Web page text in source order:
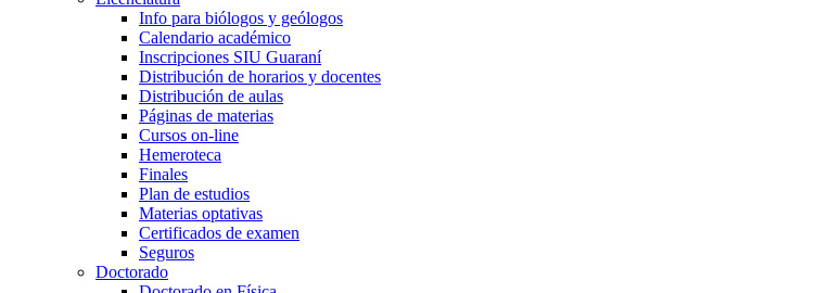
Info para biólogos y geólogos
Calendario académico
Inscripciones SIU Guaraní
Distribución de horarios y docentes
Distribución de aulas
Páginas de materias
Cursos on-line
Hemeroteca
Finales
Plan de estudios
Materias optativas
Certificados de examen
Seguros
Doctorado